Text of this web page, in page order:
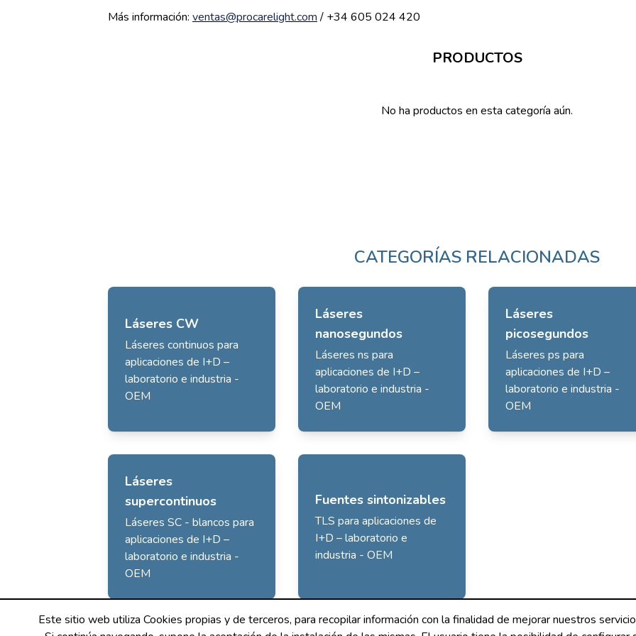
Más información: ventas@procarelight.com/ +34 605 024 420
PRODUCTOS
No ha productos en esta categoría aún.
CATEGORÍAS RELACIONADAS
Láseres CW
Láseres continuos para
aplicaciones de I+D –
laboratorio e industria -
OEM
Láseres
nanosegundos
Láseres ns para
aplicaciones de I+D –
laboratorio e industria -
OEM
Láseres
picosegundos
Láseres ps para
aplicaciones de I+D –
laboratorio e industria -
OEM
Láseres
supercontinuos
Láseres SC - blancos para
aplicaciones de I+D –
laboratorio e industria -
OEM
Fuentes sintonizables
TLS para aplicaciones de
I+D – laboratorio e
industria - OEM
Este sitio web utiliza Cookies propias y de terceros, para recopilar información con la finalidad de mejorar nuestros